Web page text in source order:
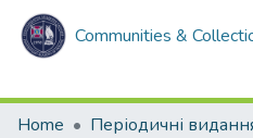
Communities &
Home